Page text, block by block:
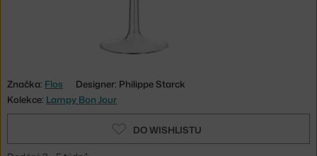
Značka: Flos
Designer: Philippe Starck
Kolekce: Lampy Bon Jour
DO WISHLISTU